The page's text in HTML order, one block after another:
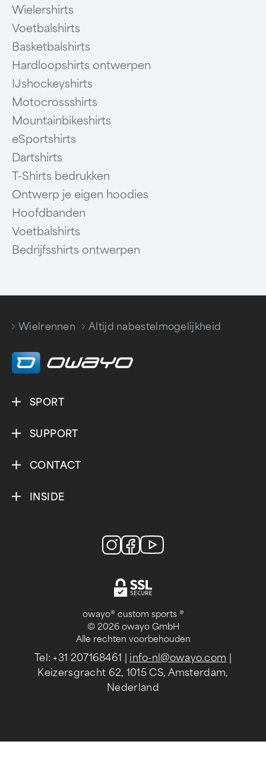
Wielershirts
Voetbalshirts
Basketbalshirts
Hardloopshirts ontwerpen
IJshockeyshirts
Motocrossshirts
Mountainbikeshirts
eSportshirts
Dartshirts
T-Shirts bedrukken
Ontwerp je eigen hoodies
Hoofdbanden
Voetbalshirts
Bedrijfsshirts ontwerpen
Wielrennen
Altijd nabestelmogelijkheid
SPORT
SUPPORT
CONTACT
INSIDE
owayo® custom sports ®
© 2026 owayo GmbH
Alle rechten voorbehouden
Tel: +31 207168461 info-nl@owayo.com
Keizersgracht 62, 1015 CS, Amsterdam,
Nederland